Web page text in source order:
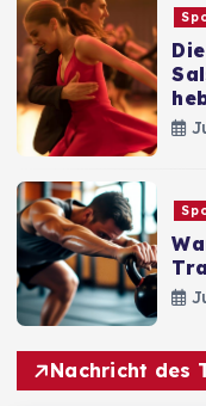
Nachricht des